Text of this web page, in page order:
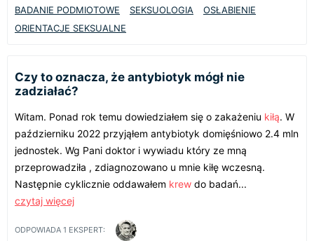
BADANIE PODMIOTOWE
SEKSUOLOGIA
OSŁABIENIE
ORIENTACJE SEKSUALNE
Czy to oznacza, że antybiotyk mógł nie
zadziałać?
Witam. Ponad rok temu dowiedziałem się o zakażeniu kiłą. W
październiku 2022 przyjąłem antybiotyk domięśniowo 2.4 mln
jednostek. Wg Pani doktor i wywiadu który ze mną
przeprowadziła , zdiagnozowano u mnie kiłę wczesną.
Następnie cyklicznie oddawałem krew do badań...
czytaj więcej
ODPOWIADA 1 EKSPERT: